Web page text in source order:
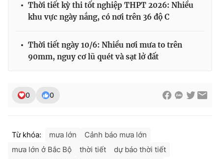
Thời tiết kỳ thi tốt nghiệp THPT 2026: Nhiều
khu vực ngày nắng, có nơi trên 36 độ C
Thời tiết ngày 10/6: Nhiều nơi mưa to trên
90mm, nguy cơ lũ quét và sạt lở đất
0 0
Từ khóa: mưa lớn
Cảnh báo mưa lớn
mưa lớn ở Bắc Bộ
thời tiết
dự báo thời tiết